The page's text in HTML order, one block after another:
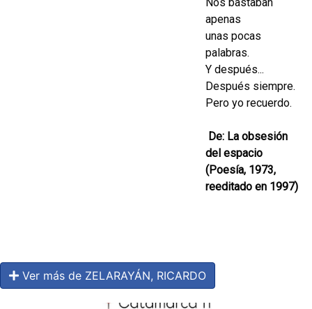
apenas
unas pocas
palabras.
Y después...
Después siempre.
Pero yo recuerdo.
De: La obsesión
del espacio
(Poesía, 1973,
reeditado en 1997)
Ver más de ZELARAYÁN, RICARDO